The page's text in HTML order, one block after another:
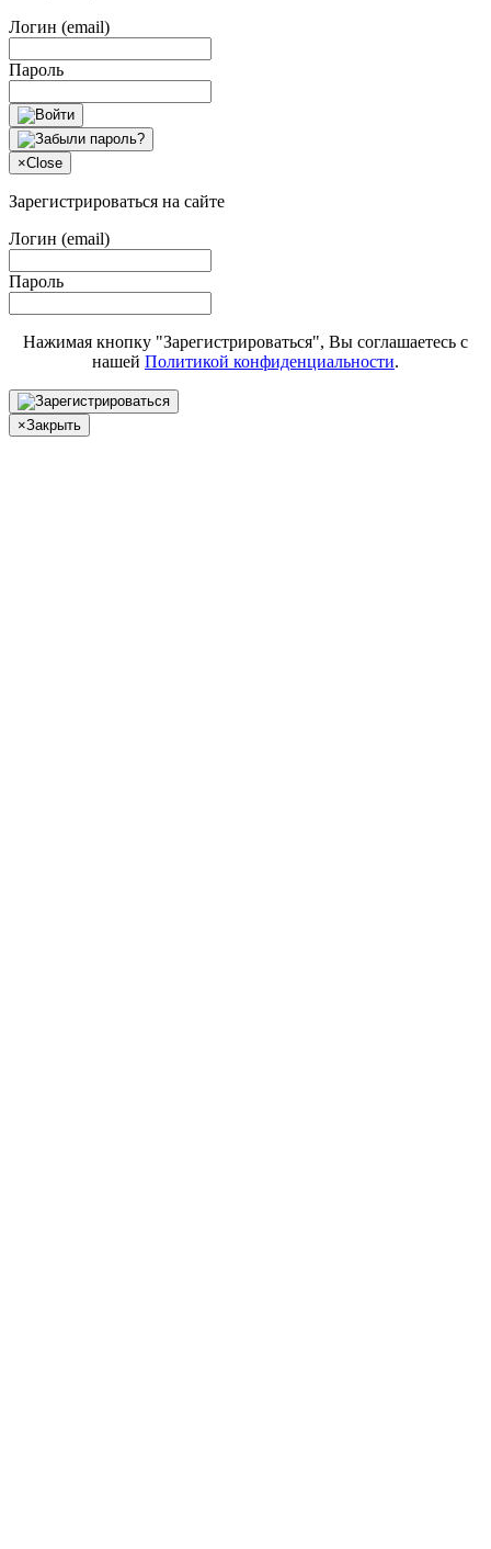
Логин (email)
Пароль
×Close
Зарегистрироваться на сайте
Логин (email)
Пароль
Нажимая кнопку "Зарегистрироваться", Вы соглашаетесь с
нашей Политикой конфиденциальности.
×Закрыть